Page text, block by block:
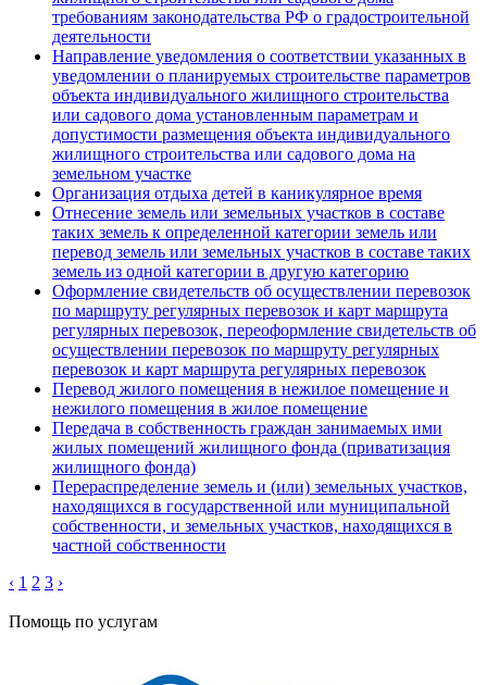
требованиям законодательства РФ о градостроительной
деятельности
Направление уведомления о соответствии указанных в
уведомлении о планируемых строительстве параметров
объекта индивидуального жилищного строительства
или садового дома установленным параметрам и
допустимости размещения объекта индивидуального
жилищного строительства или садового дома на
земельном участке
Организация отдыха детей в каникулярное время
Отнесение земель или земельных участков в составе
таких земель к определенной категории земель или
перевод земель или земельных участков в составе таких
земель из одной категории в другую категорию
Оформление свидетельств об осуществлении перевозок
по маршруту регулярных перевозок и карт маршрута
регулярных перевозок, переоформление свидетельств об
осуществлении перевозок по маршруту регулярных
перевозок и карт маршрута регулярных перевозок
Перевод жилого помещения в нежилое помещение и
нежилого помещения в жилое помещение
Передача в собственность граждан занимаемых ими
жилых помещений жилищного фонда (приватизация
жилищного фонда)
Перераспределение земель и (или) земельных участков,
находящихся в государственной или муниципальной
собственности, и земельных участков, находящихся в
частной собственности
‹ 1 2 3 ›
Помощь по услугам